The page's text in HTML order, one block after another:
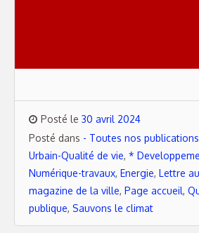
Posté le 30 avril 2024
Posté dans - Toutes nos publications
Urbain-Qualité de vie, *
Numérique-travaux, Energie, Lettre
magazine de la ville, Page accueil,
publique, Sauvons le climat